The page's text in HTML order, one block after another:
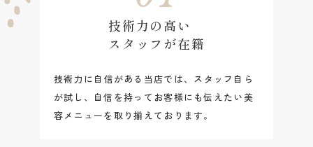
技術力の高い
スタッフが在籍
技術力に自信がある当店では、スタッフ自ら
が試し、自信を持ってお客様にも伝えたい美
容メニューを取り揃えております。